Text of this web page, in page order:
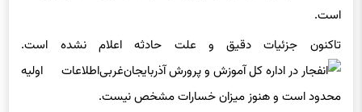
است.
تاکنون جزئیات دقیق و علت حادثه اعلام نشده است.
اطلاعات اولیه
محدود است و هنوز میزان خسارات مشخص نیست.